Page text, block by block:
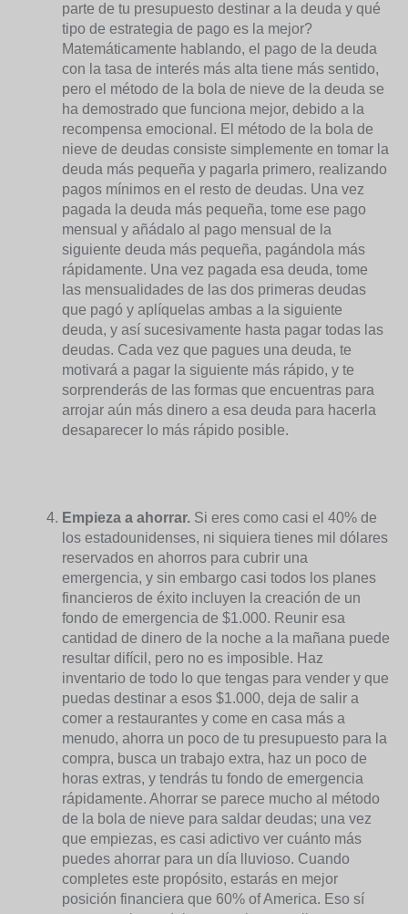
parte de tu presupuesto destinar a la deuda y qué
tipo de estrategia de pago es la mejor?
Matemáticamente hablando, el pago de la deuda
con la tasa de interés más alta tiene más sentido,
pero el método de la bola de nieve de la deuda se
ha demostrado que funciona mejor, debido a la
recompensa emocional. El método de la bola de
nieve de deudas consiste simplemente en tomar la
deuda más pequeña y pagarla primero, realizando
pagos mínimos en el resto de deudas. Una vez
pagada la deuda más pequeña, tome ese pago
mensual y añádalo al pago mensual de la
siguiente deuda más pequeña, pagándola más
rápidamente. Una vez pagada esa deuda, tome
las mensualidades de las dos primeras deudas
que pagó y aplíquelas ambas a la siguiente
deuda, y así sucesivamente hasta pagar todas las
deudas. Cada vez que pagues una deuda, te
motivará a pagar la siguiente más rápido, y te
sorprenderás de las formas que encuentras para
arrojar aún más dinero a esa deuda para hacerla
desaparecer lo más rápido posible.
Empieza a ahorrar. Si eres como casi el 40% de
los estadounidenses, ni siquiera tienes mil dólares
reservados en ahorros para cubrir una
emergencia, y sin embargo casi todos los planes
financieros de éxito incluyen la creación de un
fondo de emergencia de $1.000. Reunir esa
cantidad de dinero de la noche a la mañana puede
resultar difícil, pero no es imposible. Haz
inventario de todo lo que tengas para vender y que
puedas destinar a esos $1.000, deja de salir a
comer a restaurantes y come en casa más a
menudo, ahorra un poco de tu presupuesto para la
compra, busca un trabajo extra, haz un poco de
horas extras, y tendrás tu fondo de emergencia
rápidamente. Ahorrar se parece mucho al método
de la bola de nieve para saldar deudas; una vez
que empiezas, es casi adictivo ver cuánto más
puedes ahorrar para un día lluvioso. Cuando
completes este propósito, estarás en mejor
posición financiera que 60% of America. Eso sí